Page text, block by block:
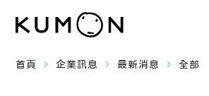
首頁 navigate_next 企業訊息 navigate_next 最新消息 navigate_next 全部